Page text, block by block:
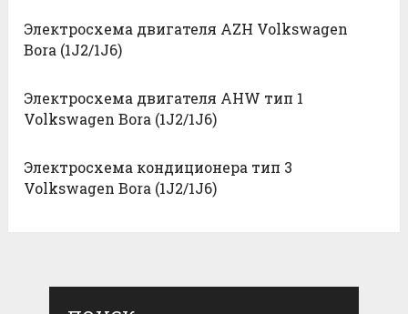
Электросхема двигателя AZH Volkswagen
Bora (1J2/1J6)
Электросхема двигателя AHW тип 1
Volkswagen Bora (1J2/1J6)
Электросхема кондиционера тип 3
Volkswagen Bora (1J2/1J6)